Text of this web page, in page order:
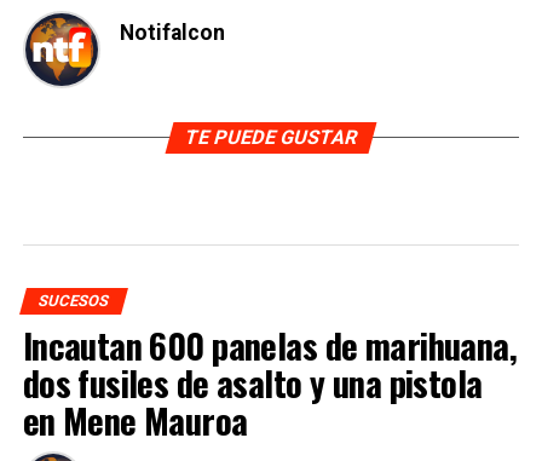
Notifalcon
TE PUEDE GUSTAR
SUCESOS
Incautan 600 panelas de marihuana,
dos fusiles de asalto y una pistola
en Mene Mauroa